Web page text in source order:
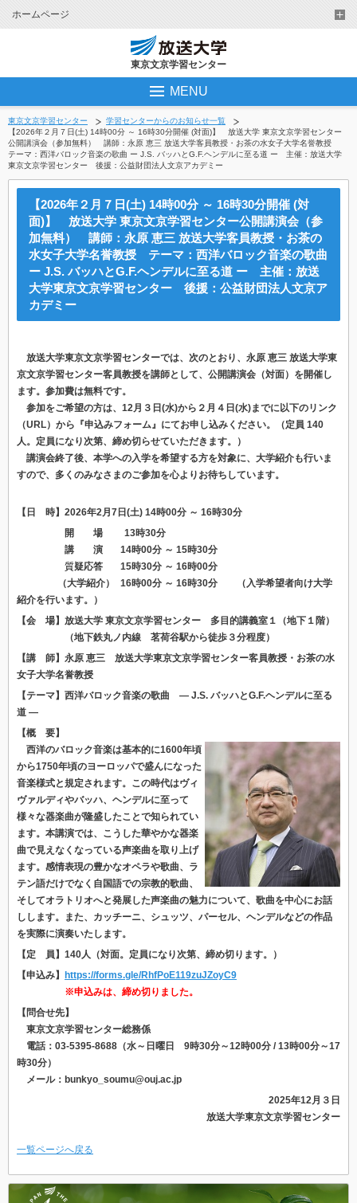
ホームページ
東京文京学習センター
MENU
東京文京学習センター
学習センターからのお知らせ一覧
【2026年２月７日(土) 14時00分 ～ 16時30分開催 (対面)】 放送大学 東京文京学習センター
公開講演会（参加無料） 講師：永原 恵三 放送大学客員教授・お茶の水女子大学名誉教授
テーマ：西洋バロック音楽の歌曲 ー J.S. バッハとG.F.ヘンデルに至る道 ー 主催：放送大学
東京文京学習センター 後援：公益財団法人文京アカデミー
【2026年２月７日(土) 14時00分 ～ 16時30分開催 (対
面)】 放送大学 東京文京学習センター公開講演会（参
加無料） 講師：永原 恵三 放送大学客員教授・お茶の
水女子大学名誉教授 テーマ：西洋バロック音楽の歌曲
ー J.S. バッハとG.F.ヘンデルに至る道 ー 主催：放送
大学東京文京学習センター 後援：公益財団法人文京ア
カデミー
放送大学東京文京学習センターでは、次のとおり、永原 恵三 放送大学東
京文京学習センター客員教授を講師として、公開講演会（対面）を開催し
ます。参加費は無料です。
参加をご希望の方は、12月３日(水)から２月４日(水)までに以下のリンク
（URL）から『申込みフォーム』にてお申し込みください。（定員 140
人。定員になり次第、締め切らせていただきます。）
講演会終了後、本学への入学を希望する方を対象に、大学紹介も行いま
すので、多くのみなさまのご参加を心よりお待ちしています。
【日 時】2026年2 月7日(土) 14時00分 ～ 16時30分
開 場 13時30分
講 演
14時00分 ～ 15時30分
質疑応答
15時30分 ～ 16時00分
（大学紹介）
16時00分 ～ 16時30分 （入学希望者向け大学
紹介を行います。）
【会 場】放送大学 東京文京学習センター 多目的講義室１（地下１階）
（地下鉄丸ノ内線 茗荷谷駅から徒歩３分程度）
【講 師】永原 恵三 放送大学東京文京学習センター客員教授・お茶の水
女子大学名誉教授
【テーマ】西洋バロック音楽の歌曲 ― J.S. バッハとG.F.ヘンデルに至る
道 ―
【概 要】
西洋のバロック音楽は基本的に1600年頃
から1750年頃のヨーロッパで盛んになった
音楽様式と規定されます。この時代はヴィ
ヴァルディやバッハ、ヘンデルに至って
様々な器楽曲が隆盛したことで知られてい
ます。本講演では、こうした華やかな器楽
曲で見えなくなっている声楽曲を取り上げ
ます。感情表現の豊かなオペラや歌曲、ラ
テン語だけでなく自国語での宗教的歌曲、
そしてオラトリオへと発展した声楽曲の魅力について、歌曲を中心にお話
しします。また、カッチーニ、シュッツ、パーセル、ヘンデルなどの作品
を実際に演奏いたします。
【定 員】140人（対面。定員になり次第、締め切ります。）
【申込み】 https://forms.gle/RhfPoE119zuJZoyC9
※申込みは、締め切りました。
【問合せ先】
東京文京学習センター総務係
電話：03-5395-8688（水～日曜日 9時30分～12時00分 / 13時00分～17
時30分）
メール：bunkyo_soumu@ouj.ac.jp
2025年12月３日
放送大学東京文京学習センター
一覧ページへ戻る